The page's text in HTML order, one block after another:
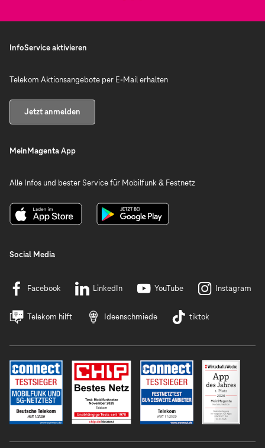
InfoService aktivieren
Telekom Aktionsangebote per E-Mail erhalten
Jetzt anmelden
MeinMagenta App
Alle Infos und bester Service für Mobilfunk & Festnetz
Social Media
Facebook LinkedIn YouTube Instagram
Telekom hilft Ideenschmiede tiktok